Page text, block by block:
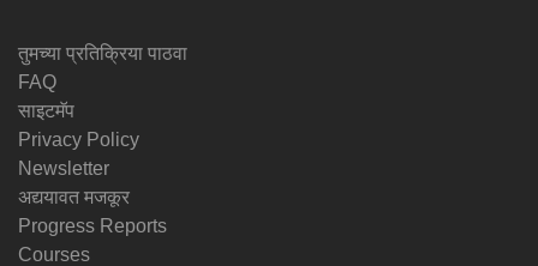
तुमच्या प्रतिक्रिया पाठवा
FAQ
साइटमॅप
Privacy Policy
Newsletter
अद्ययावत मजकूर
Progress Reports
Courses